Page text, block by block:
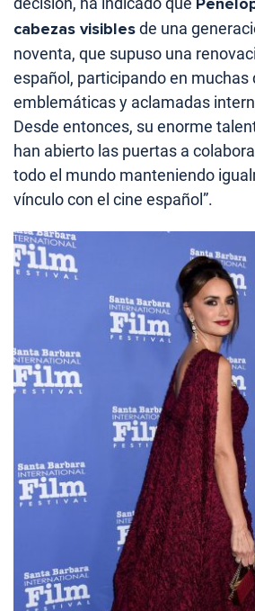
cabezas visiblesde una
noventa, que supuso una
español, participando en muchas
emblemáticas y aclamadas
Desde entonces, su enorme
han abierto las puertas a
todo el mundo manteniendo
vínculo con el cine español”.